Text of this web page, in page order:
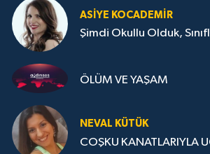
ASIYE KOCADEMİR
Şimdi Okullu Olduk,
ÖLÜM VE YAŞAM
NEVAL KÜTÜK
COŞKU KANATLARIYLA